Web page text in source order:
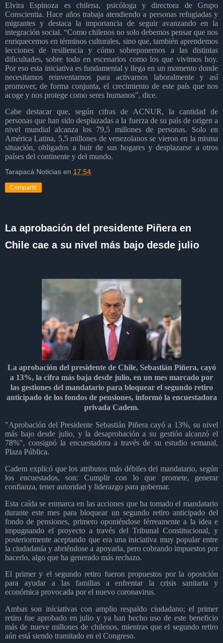
Elvira Espinoza es chilena, psicóloga y directora de Grupo
Conscientia. Hace años trabaja atendiendo a personas refugiadas y
migrantes y destaca la importancia de seguir avanzando en la
integración social. “Como chilenos no solo debemos pensar que nos
enriquecemos en términos culturales, sino que, también aprendemos
lecciones de resiliencia y cómo sobreponernos a las distintas
dificultades, sobre todo en escenarios como los que vivimos hoy.
Por eso esta iniciativa es fundamental y llega en un momento donde
necesitamos reinventarnos para activarnos laboralmente y así
promover, de forma conjunta, el crecimiento de este país que nos
acoge y nos protege como seres humanos”, dice.
Cabe destacar que, según cifras de ACNUR, la cantidad de
personas que han sido desplazadas a la fuerza de su país de origen a
nivel mundial alcanza los 79,5 millones de personas. Solo en
América Latina, 5,5 millones de venezolanos se vieron en la misma
situación, obligados a huir de sus hogares y desplazarse a otros
países del continente y del mundo.
Tarapacá Noticias en 17:54
Compartir
La aprobación del presidente Piñera en
Chile cae a su nivel más bajo desde julio
La aprobación del presidente de Chile, Sebastián Piñera, cayó
a 13%, la cifra más baja desde julio, en un mes marcado por
las gestiones del mandatario para bloquear el segundo retiro
anticipado de los fondos de pensiones, informó la encuestadora
privada Cadem.
"Aprobación del Presidente Sebastián Piñera cayó a 13%, su nivel
más bajo desde julio, y la desaprobación a su gestión alcanzó el
78%", consignó la encuestadora a través de su estudio semanal,
Plaza Pública.
Cadem explicó que los atributos más débiles del mandatario, según
los encuestados, son: Cumplir con lo que promete, generar
confianza, tener autoridad y liderazgo para gobernar.
Esta caída se enmarca en las acciones que ha tomado el mandatario
durante este mes para bloquear un segundo retiro anticipado del
fondo de pensiones, primero oponiéndose férreamente a la idea e
impugnando el proyecto a través del Tribunal Constitucional, y
posteriormente aceptando que era una iniciativa muy popular entre
la ciudadanía y abriéndose a apoyarla, pero cobrando impuestos por
hacerlo, algo que ha generado más rechazo.
El primer y el segundo retiro fueron propuestos por la oposición
para ayudar a las familias a enfrentar la crisis sanitaria y
económica provocada por el nuevo coronavirus.
Ambas son iniciativas con amplio respaldo ciudadano; el primer
retiro fue aprobado en julio y ya han hecho uso de este beneficio
más de nueve millones de chilenos, mientras que el segundo retiro
aún está siendo tramitado en el Congreso.